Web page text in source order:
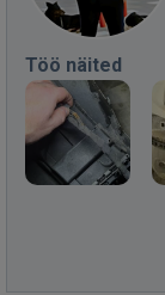
Töö näited